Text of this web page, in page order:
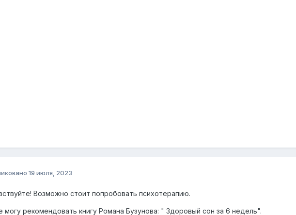
19 июля, 2023
Возможно стоит попробовать психотерапию.
могу рекомендовать книгу Романа Бузунова: " Здоровый сон за 6 недель".